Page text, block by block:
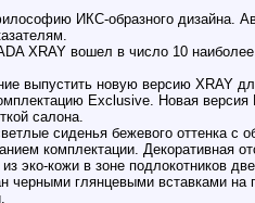
ИКС-образного дизайна.
XRAY вошел в число 10
выпустить новую версию XRAY
Exclusive. Новая версия
салона.
сиденья бежевого оттенка с
комплектации. Декоративная
эко-кожи в зоне подлокотников
черными глянцевыми вставками